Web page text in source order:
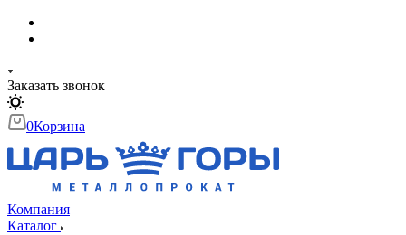
Заказать звонок
0Корзина
Компания
Каталог